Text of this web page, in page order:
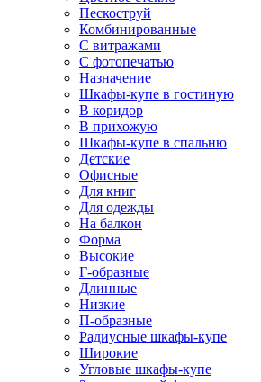
Пескоструй
Комбинированные
С витражами
С фотопечатью
Назначение
Шкафы-купе в гостиную
В коридор
В прихожую
Шкафы-купе в спальню
Детские
Офисные
Для книг
Для одежды
На балкон
Форма
Высокие
Г-образные
Длинные
Низкие
П-образные
Радиусные шкафы-купе
Широкие
Угловые шкафы-купе